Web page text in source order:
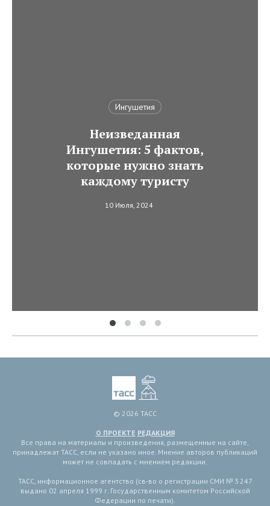
Ингушетия
Неизведанная
Ингушетия: 5 фактов,
которые нужно знать
каждому туристу
10 Июля, 2024
© 2026 ТАСС
О ПРОЕКТЕ РЕДАКЦИЯ
Все права на материалы и произведения, размещенные на сайте,
принадлежат ТАСС, если не указано иное. Мнение авторов публикаций
может не совпадать с мнением редакции.
ТАСС, информационное агентство (св-во о регистрации СМИ № 3 247
выдано 02 апреля 1999 г. Государственным комитетом Российской
Федерации по печати).